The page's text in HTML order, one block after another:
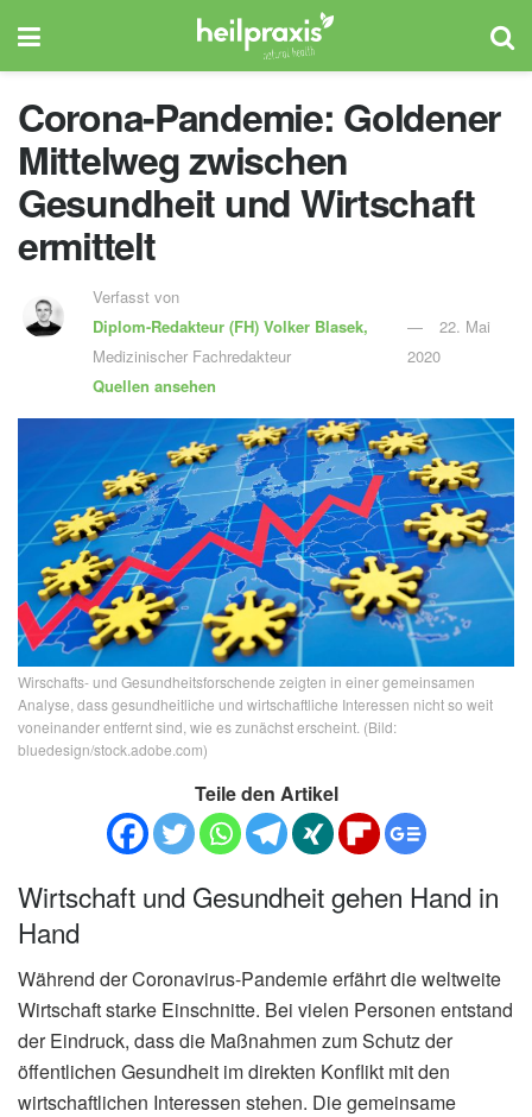
Corona-Pandemie: Goldener
Mittelweg zwischen
Gesundheit und Wirtschaft
ermittelt
Verfasst von
Diplom-Redakteur (FH) Volker Blasek,
Medizinischer Fachredakteur
Quellen ansehen
22. Mai
2020
Wirschafts- und Gesundheitsforschende zeigten in einer gemeinsamen
Analyse, dass gesundheitliche und wirtschaftliche Interessen nicht so weit
voneinander entfernt sind, wie es zunächst erscheint. (Bild:
bluedesign/stock.adobe.com)
Teile den Artikel
Wirtschaft und Gesundheit gehen Hand in
Hand
Während der Coronavirus-Pandemie erfährt die weltweite
Wirtschaft starke Einschnitte. Bei vielen Personen entstand
der Eindruck, dass die Maßnahmen zum Schutz der
öffentlichen Gesundheit im direkten Konflikt mit den
wirtschaftlichen Interessen stehen. Die gemeinsame